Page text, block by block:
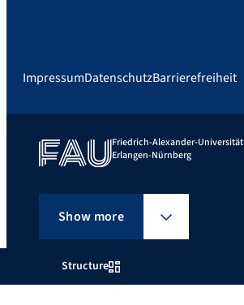
Structure
ImpressumDatenschutzBarrierefreiheit
Friedrich-Alexander-Universität
Erlangen-Nürnberg
Show more